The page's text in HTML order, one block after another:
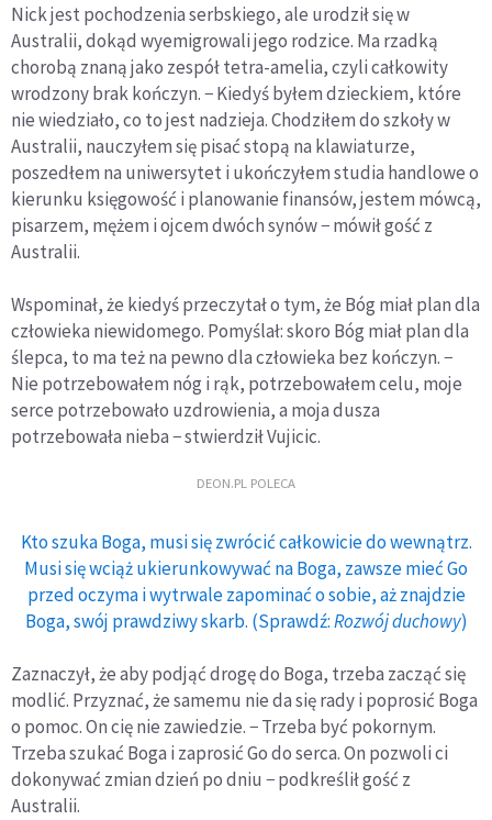
Nick jest pochodzenia serbskiego, ale urodził się w
Australii, dokąd wyemigrowali jego rodzice. Ma rzadką
chorobą znaną jako zespół tetra-amelia, czyli całkowity
wrodzony brak kończyn. − Kiedyś byłem dzieckiem, które
nie wiedziało, co to jest nadzieja. Chodziłem do szkoły w
Australii, nauczyłem się pisać stopą na klawiaturze,
poszedłem na uniwersytet i ukończyłem studia handlowe o
kierunku księgowość i planowanie finansów, jestem mówcą,
pisarzem, mężem i ojcem dwóch synów − mówił gość z
Australii.
Wspominał, że kiedyś przeczytał o tym, że Bóg miał plan dla
człowieka niewidomego. Pomyślał: skoro Bóg miał plan dla
ślepca, to ma też na pewno dla człowieka bez kończyn. −
Nie potrzebowałem nóg i rąk, potrzebowałem celu, moje
serce potrzebowało uzdrowienia, a moja dusza
potrzebowała nieba − stwierdził Vujicic.
DEON.PL POLECA
Kto szuka Boga, musi się zwrócić całkowicie do wewnątrz.
Musi się wciąż ukierunkowywać na Boga, zawsze mieć Go
przed oczyma i wytrwale zapominać o sobie, aż znajdzie
Boga, swój prawdziwy skarb. (Sprawdź:Rozwój duchowy)
Zaznaczył, że aby podjąć drogę do Boga, trzeba zacząć się
modlić. Przyznać, że samemu nie da się rady i poprosić Boga
o pomoc. On cię nie zawiedzie. − Trzeba być pokornym.
Trzeba szukać Boga i zaprosić Go do serca. On pozwoli ci
dokonywać zmian dzień po dniu − podkreślił gość z
Australii.